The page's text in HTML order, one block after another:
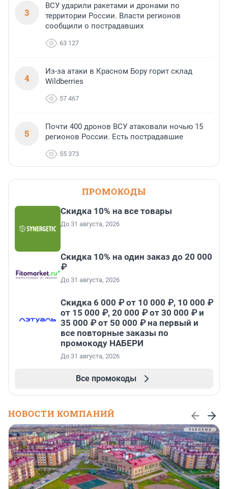
3
ВСУ ударили ракетами и дронами по
территории России. Власти регионов
сообщили о пострадавших
63 127
4
Из-за атаки в Красном Бору горит склад
Wildberries
57 467
5
Почти 400 дронов ВСУ атаковали ночью 15
регионов России. Есть пострадавшие
55 373
ПРОМОКОДЫ
Скидка 10% на все товары
До 31 августа, 2026
Скидка 10% на один заказ до 20 000
₽
До 31 августа, 2026
Скидка 6 000 ₽ от 10 000 ₽, 10 000 ₽
от 15 000 ₽, 20 000 ₽ от 30 000 ₽ и
35 000 ₽ от 50 000 ₽ на первый и
все повторные заказы по
промокоду НАБЕРИ
До 31 августа, 2026
Все промокоды
НОВОСТИ КОМПАНИЙ